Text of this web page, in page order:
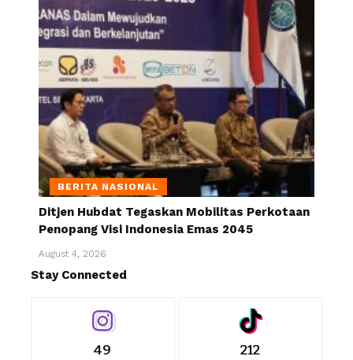
BERITA NASIONAL
Ditjen Hubdat Tegaskan Mobilitas Perkotaan
Penopang Visi Indonesia Emas 2045
August 4, 2026
Stay Connected
49 212